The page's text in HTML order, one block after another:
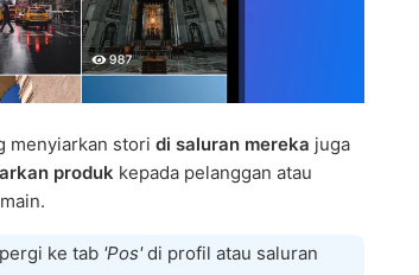
menyiarkan stori di saluran mereka juga
produk kepada pelanggan atau
ke tab 'Pos'di profil atau saluran